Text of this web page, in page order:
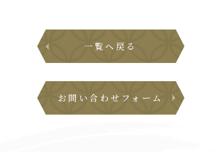
一覧へ戻る
お問い合わせフォーム